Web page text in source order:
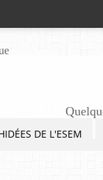
DE L'ESEM